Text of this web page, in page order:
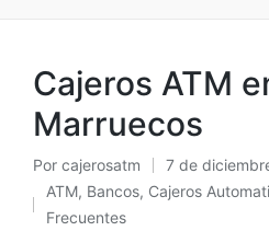
Cajeros ATM
Marruecos
Publicado
por
Por cajerosatm 7 de
Publicado
ATM, Bancos, Cajeros
Frecuentes